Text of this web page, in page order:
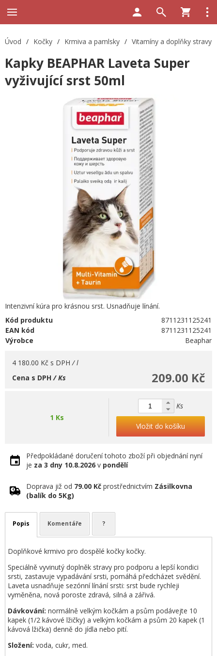
Úvod / Kočky / Krmiva a pamlsky / Vitamíny a doplňky stravy
Kapky BEAPHAR Laveta Super
vyživující srst 50ml
Intenzivní kúra pro krásnou srst. Usnadňuje línání.
Kód produktu
8711231125241
EAN kód
8711231125241
Výrobce
Beaphar
4 180.00 Kč s DPH / l
209.00 Kč
Cena s DPH/ Ks
1 Ks
Ks
Vložit do košíku
Předpokládané doručení tohoto zboží při objednání nyní
je za 3 dny 10.8.2026 v pondělí
Doprava již od 79.00 Kč prostřednictvím Zásilkovna
(balík do 5Kg)
Popis Komentáře ?
Doplňkové krmivo pro dospělé kočky kočky.
Speciálně vyvinutý doplněk stravy pro podporu a lepší kondici
srsti, zastavuje vypadávání srsti, pomáhá předcházet svědění.
Laveta usnadňuje sezónní línání srsti: srst bude rychleji
vyměněna, nová poroste zdravá, silná a zářivá.
Dávkování: normálně velkým kočkám a psům podávejte 10
kapek (1/2 kávové lžičky) a velkým kočkám a psům 20 kapek (1
kávová lžička) denně do jídla nebo pití.
Složení: voda, cukr, med.